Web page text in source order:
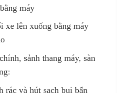
máy
xe lên xuống bằng máy
sảnh thang máy, sàn
rác và hút sạch bụi bẩn